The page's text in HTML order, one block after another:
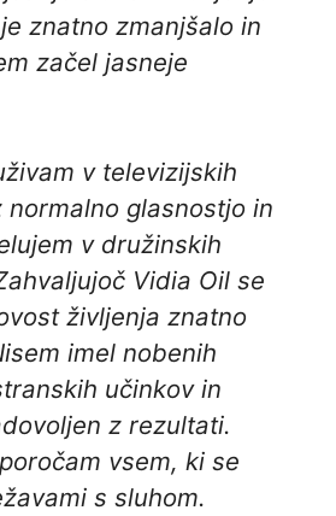
znatno zmanjšalo in
začel jasneje
v televizijskih
normalno glasnostjo in
v družinskih
Vidia Oil se
življenja znatno
imel nobenih
učinkov in
z rezultati.
vsem, ki se
s sluhom.